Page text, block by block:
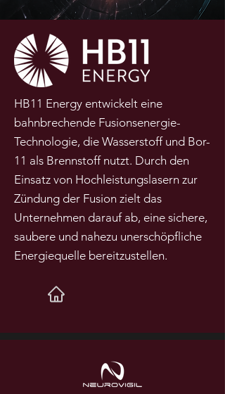
HB11 Energy entwickelt eine
bahnbrechende Fusionsenergie-
Technologie, die Wasserstoff und Bor-
11 als Brennstoff nutzt. Durch den
Einsatz von Hochleistungslasern zur
Zündung der Fusion zielt das
Unternehmen darauf ab, eine sichere,
saubere und nahezu unerschöpfliche
Energiequelle bereitzustellen.